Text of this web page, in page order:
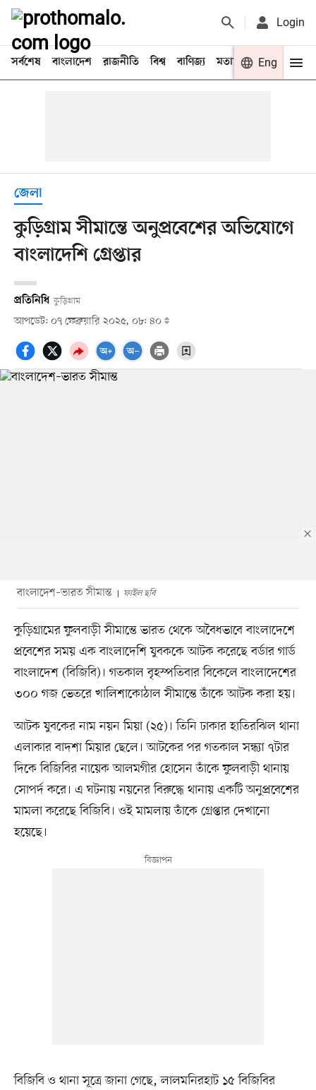
Login
সর্বশেষ বাংলাদেশ রাজনীতি বিশ্ব বাণিজ্য মতামত খেলা
Eng
জেলা
কুড়িগ্রাম সীমান্তে অনুপ্রবেশের অভিযোগে
বাংলাদেশি গ্রেপ্তার
প্রতিনিধি কুড়িগ্রাম
আপডেট: ০৭ ফেব্রুয়ারি ২০২৫, ০৮: ৪০
বাংলাদেশ–ভারত সীমান্ত ফাইল ছবি
কুড়িগ্রামের ফুলবাড়ী সীমান্তে ভারত থেকে অবৈধভাবে বাংলাদেশে
প্রবেশের সময় এক বাংলাদেশি যুবককে আটক করেছে বর্ডার গার্ড
বাংলাদেশ (বিজিবি)। গতকাল বৃহস্পতিবার বিকেলে বাংলাদেশের
৩০০ গজ ভেতরে খালিশাকোঠাল সীমান্তে তাঁকে আটক করা হয়।
আটক যুবকের নাম নয়ন মিয়া (২৫)। তিনি ঢাকার হাতিরঝিল থানা
এলাকার বাদশা মিয়ার ছেলে। আটকের পর গতকাল সন্ধ্যা ৭টার
দিকে বিজিবির নায়েক আলমগীর হোসেন তাঁকে ফুলবাড়ী থানায়
সোপর্দ করে। এ ঘটনায় নয়নের বিরুদ্ধে থানায় একটি অনুপ্রবেশের
মামলা করেছে বিজিবি। ওই মামলায় তাঁকে গ্রেপ্তার দেখানো
হয়েছে।
বিজিবি ও থানা সূত্রে জানা গেছে, লালমনিরহাট ১৫ বিজিবির